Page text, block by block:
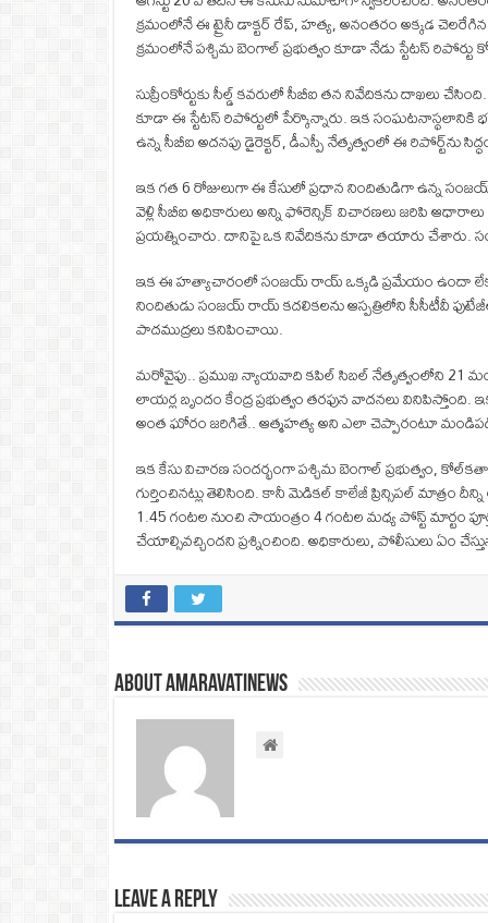
క్రమంలోనే ఈ ట్రైనీ డాక్టర్‌ రేప్, హత్య, అనంతరం అక్కడ
క్రమంలోనే పశ్చిమ బెంగాల్ ప్రభుత్వం కూడా నేడు స్టేటస్‌ రిపోర్టు
సుప్రీంకోర్టుకు సీల్డ్ కవరులో సీబీఐ తన నివేదికను దాఖలు
కూడా ఈ స్టేటస్ రిపోర్టులో పేర్కొన్నారు. ఇక సంఘటనాస్థలానికి
ఉన్న సీబీఐ అదనపు డైరెక్టర్, డీఎస్పీ నేతృత్వంలో ఈ రిపోర్ట్‌ను
ఇక గత 6 రోజులుగా ఈ కేసులో ప్రధాన నిందితుడిగా ఉన్న
వెళ్లి సీబీఐ అధికారులు అన్ని ఫోరెన్సిక్‌ విచారణలు జరిపి
ప్రయత్నించారు. దానిపై ఒక నివేదికను కూడా తయారు చేశారు.
ఇక ఈ హత్యాచారంలో సంజయ్ రాయ్ ఒక్కడి ప్రమేయం ఉందా లేక
నిందితుడు సంజయ్‌ రాయ్‌ కదలికలను ఆస్పత్రిలోని సీసీటీవీ
పాదముద్రలు కనిపించాయి.
మరోవైపు.. ప్రముఖ న్యాయవాది కపిల్‌ సిబల్‌ నేతృత్వంలోని 21
లాయర్ల బృందం కేంద్ర ప్రభుత్వం తరఫున వాదనలు
అంత ఘోరం జరిగితే.. ఆత్మహత్య అని ఎలా చెప్పారంటూ
ఇక కేసు విచారణ సందర్భంగా పశ్చిమ బెంగాల్‌ ప్రభుత్వం,
గుర్తించినట్లు తెలిసింది. కానీ మెడికల్‌ కాలేజీ ప్రిన్సిపల్‌
1.45 గంటల నుంచి సాయంత్రం 4 గంటల మధ్య పోస్ట్ మార్టం
చేయాల్సివచ్చిందని ప్రశ్నించింది. అధికారులు, పోలీసులు ఏం
About amaravatinews
Leave a Reply